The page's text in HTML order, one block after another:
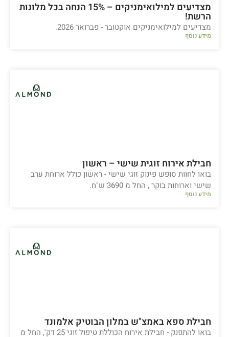
מצדיעים למילואימניקים – 15% הנחה בכל מלונות
הרשת!
מצדיעים למילואימניקים אוקטובר - פברואר 2026.
מידע נוסף
חבילת אירוח זוגית שישי – ראשון
בואו לחוות סופש פינוק זוגי שישי - ראשון כולל ארוחת ערב
שישי וארוחות בוקר , החל מ 3690 ש"ח.
מידע נוסף
חבילת ספא באמצ"ש במלון הבוטיק אלמונד
בואו להתפנק - חבילת אירוח הכוללת טיפול זוגי 25 דק', החל מ